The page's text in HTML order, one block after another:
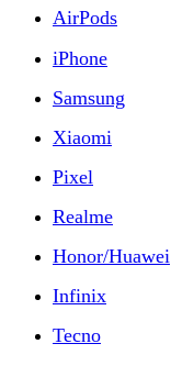
AirPods
iPhone
Samsung
Xiaomi
Pixel
Realme
Honor/Huawei
Infinix
Tecno